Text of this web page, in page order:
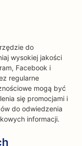
do
wysokiej jakości
Facebook i
regularne
mogą być
się promocjami i
do odwiedzenia
informacji.